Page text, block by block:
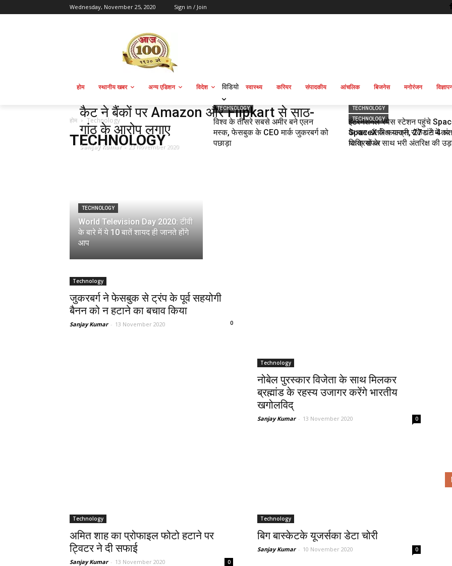
Wednesday, November 25, 2020 Sign in / Join
होम स्थानीय खबर अन्य एडिशन विदेश विडियो स्वास्थ्य करियर संपादकीय आंचलिक बिजनेस मनोरंजन
होम Technology
TECHNOLOGY
कैट ने बैंकों पर Amazon और Flipkart से साठ-
गांठ के आरोप लगाए
Sanjay Kumar - 23 November 2020
TECHNOLOGY
World Television Day 2020: टीवी
के बारे में ये 10 बातें शायद ही जानते होंगे
आप
TECHNOLOGY
विश्व के तीसरे सबसे अमीर बने एलन
मस्क, फेसबुक के CEO मार्क जुकरबर्ग को
पछाड़ा
TECHNOLOGY
इंटरनेशनल स्पेस स्टेशन पहुंचे
के चार अंतरिक्ष यात्री, 27 घंटे में तय
किया सफर
TECHNOLOGY
SpaceX के फाल्कन रॉकेट ने 4
यात्रियों के साथ भरी अंतरिक्ष की
Technology
जुकरबर्ग ने फेसबुक से ट्रंप के पूर्व सहयोगी
बैनन को न हटाने का बचाव किया
Sanjay Kumar - 13 November 2020 0
Technology
नोबेल पुरस्कार विजेता के साथ मिलकर
ब्रह्मांड के रहस्य उजागर करेंगे भारतीय
खगोलविद्
Sanjay Kumar - 13 November 2020 0
Technology
अमित शाह का प्रोफाइल फोटो हटाने पर
ट्विटर ने दी सफाई
Sanjay Kumar - 13 November 2020 0
Technology
बिग बास्केटके यूजर्सका डेटा चोरी
Sanjay Kumar - 10 November 2020 0